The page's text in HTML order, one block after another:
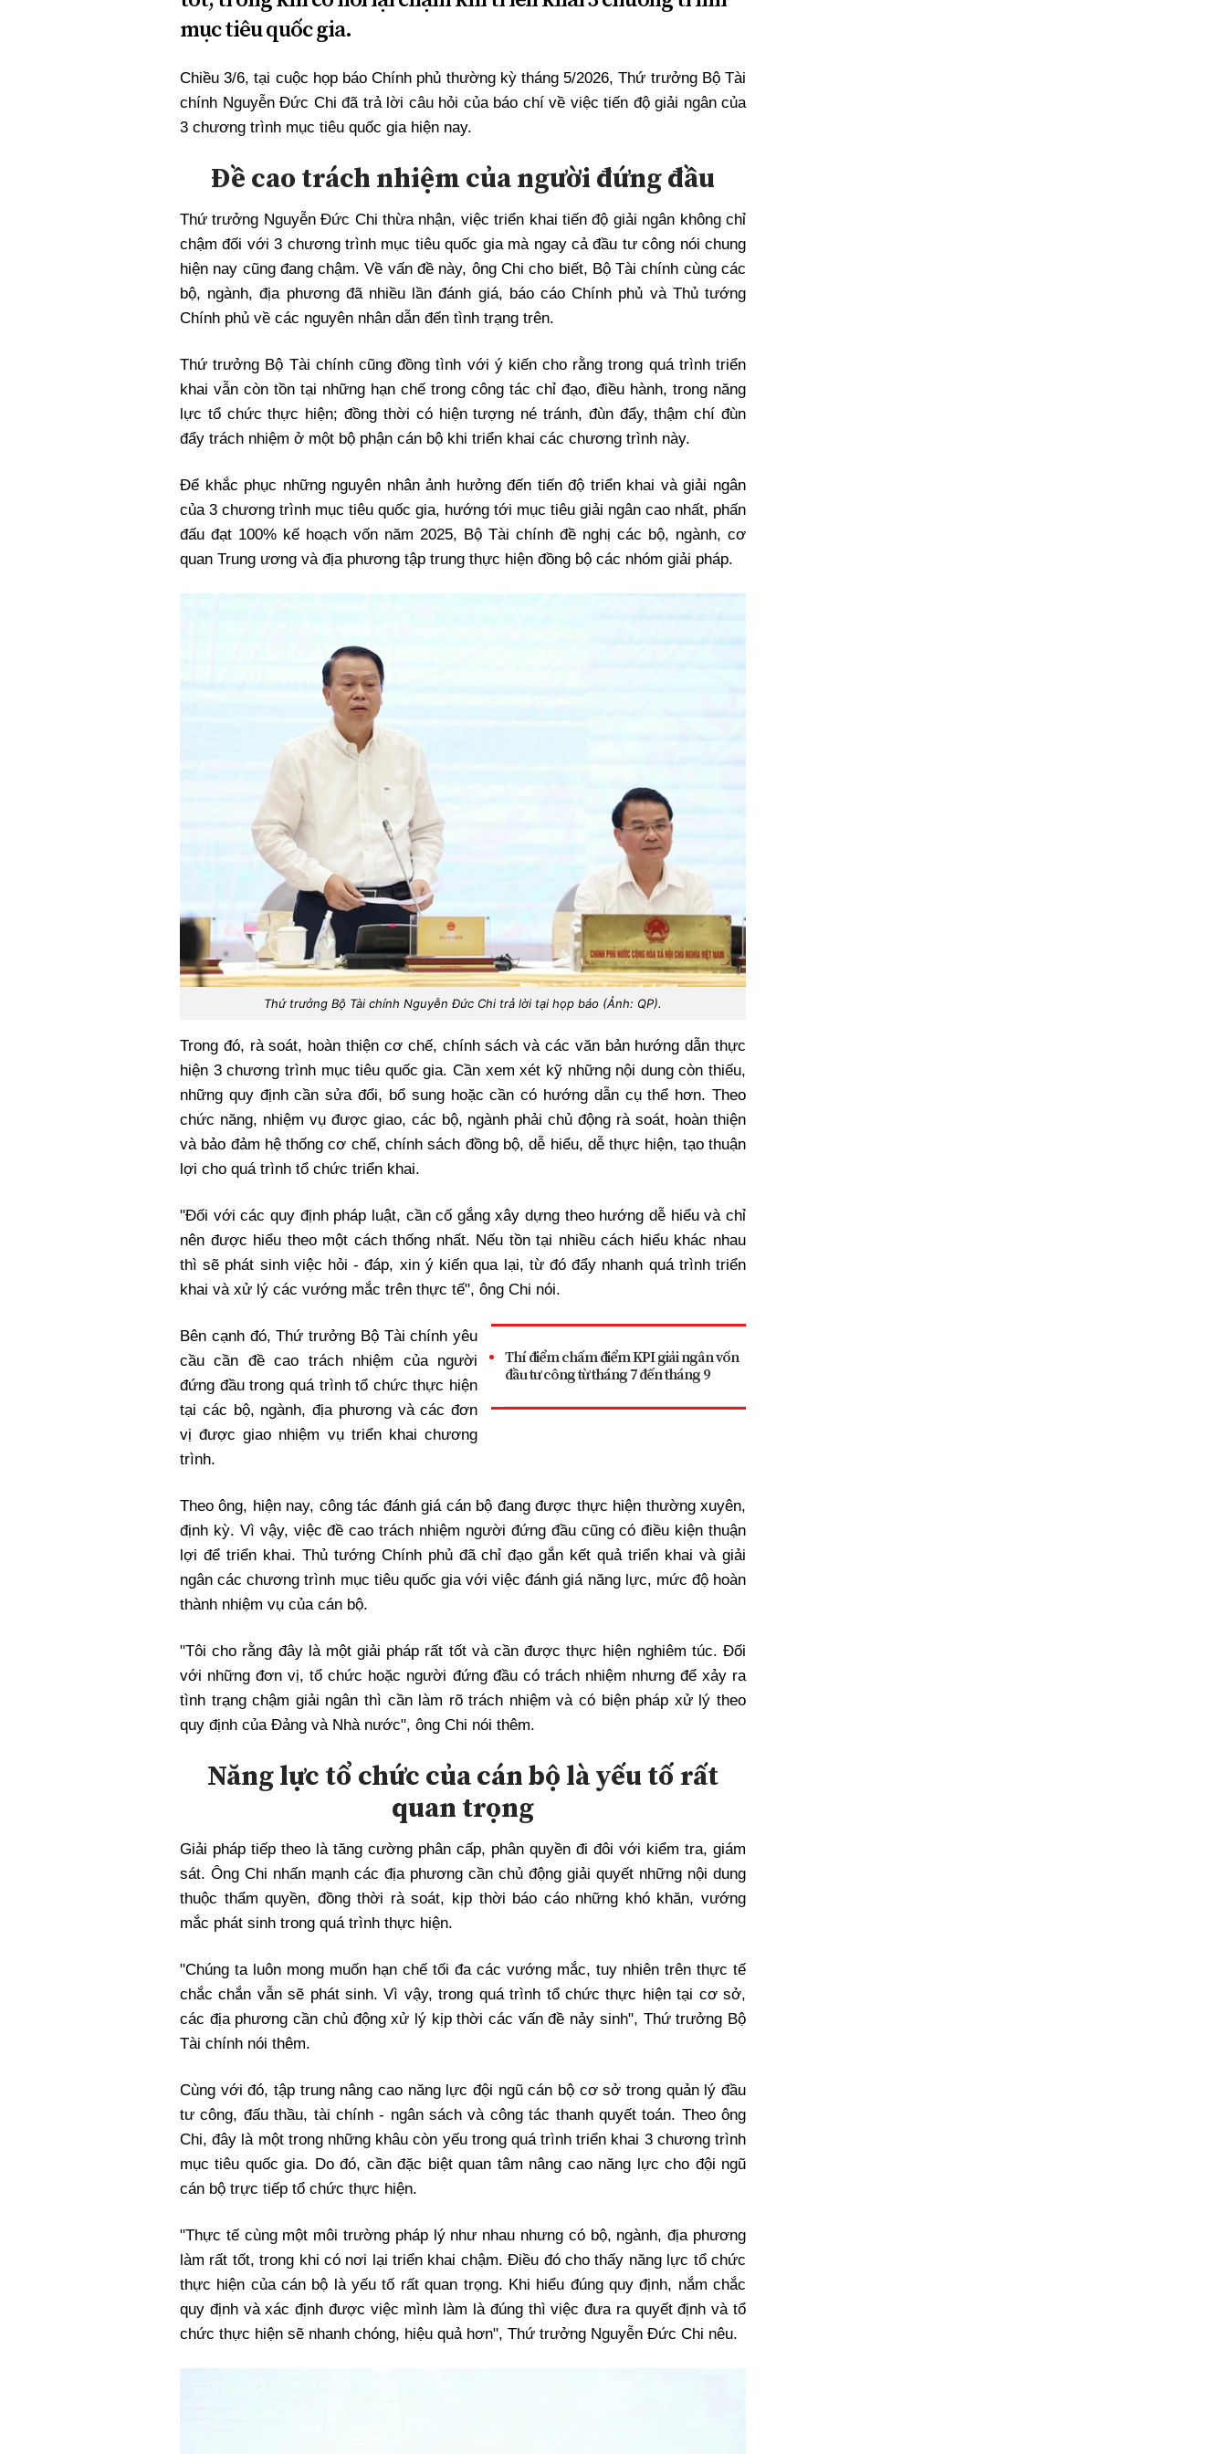
Xi nhan Trái Phải
Bạn đọc viết
mục tiêu quốc gia.
Chiều 3/6, tại cuộc họp báo Chính phủ thường kỳ tháng 5/2026, Thứ trưởng Bộ Tài
chính Nguyễn Đức Chi đã trả lời câu hỏi của báo chí về việc tiến độ giải ngân của
3 chương trình mục tiêu quốc gia hiện nay.
Đề cao trách nhiệm của người đứng đầu
Thứ trưởng Nguyễn Đức Chi thừa nhận, việc triển khai tiến độ giải ngân không chỉ
chậm đối với 3 chương trình mục tiêu quốc gia mà ngay cả đầu tư công nói chung
hiện nay cũng đang chậm. Về vấn đề này, ông Chi cho biết, Bộ Tài chính cùng các
bộ, ngành, địa phương đã nhiều lần đánh giá, báo cáo Chính phủ và Thủ tướng
Chính phủ về các nguyên nhân dẫn đến tình trạng trên.
Thứ trưởng Bộ Tài chính cũng đồng tình với ý kiến cho rằng trong quá trình triển
khai vẫn còn tồn tại những hạn chế trong công tác chỉ đạo, điều hành, trong năng
lực tổ chức thực hiện; đồng thời có hiện tượng né tránh, đùn đẩy, thậm chí đùn
đẩy trách nhiệm ở một bộ phận cán bộ khi triển khai các chương trình này.
Để khắc phục những nguyên nhân ảnh hưởng đến tiến độ triển khai và giải ngân
của 3 chương trình mục tiêu quốc gia, hướng tới mục tiêu giải ngân cao nhất, phấn
đấu đạt 100% kế hoạch vốn năm 2025, Bộ Tài chính đề nghị các bộ, ngành, cơ
quan Trung ương và địa phương tập trung thực hiện đồng bộ các nhóm giải pháp.
Thứ trưởng Bộ Tài chính Nguyễn Đức Chi trả lời tại họp báo (Ảnh: QP).
Trong đó, rà soát, hoàn thiện cơ chế, chính sách và các văn bản hướng dẫn thực
hiện 3 chương trình mục tiêu quốc gia. Cần xem xét kỹ những nội dung còn thiếu,
những quy định cần sửa đổi, bổ sung hoặc cần có hướng dẫn cụ thể hơn. Theo
chức năng, nhiệm vụ được giao, các bộ, ngành phải chủ động rà soát, hoàn thiện
và bảo đảm hệ thống cơ chế, chính sách đồng bộ, dễ hiểu, dễ thực hiện, tạo thuận
lợi cho quá trình tổ chức triển khai.
"Đối với các quy định pháp luật, cần cố gắng xây dựng theo hướng dễ hiểu và chỉ
nên được hiểu theo một cách thống nhất. Nếu tồn tại nhiều cách hiểu khác nhau
thì sẽ phát sinh việc hỏi - đáp, xin ý kiến qua lại, từ đó đẩy nhanh quá trình triển
khai và xử lý các vướng mắc trên thực tế", ông Chi nói.
Thí điểm chấm điểm KPI giải ngân vốn
đầu tư công từ tháng 7 đến tháng 9
Bên cạnh đó, Thứ trưởng Bộ Tài chính yêu
cầu cần đề cao trách nhiệm của người
đứng đầu trong quá trình tổ chức thực hiện
tại các bộ, ngành, địa phương và các đơn
vị được giao nhiệm vụ triển khai chương
trình.
Theo ông, hiện nay, công tác đánh giá cán bộ đang được thực hiện thường xuyên,
định kỳ. Vì vậy, việc đề cao trách nhiệm người đứng đầu cũng có điều kiện thuận
lợi để triển khai. Thủ tướng Chính phủ đã chỉ đạo gắn kết quả triển khai và giải
ngân các chương trình mục tiêu quốc gia với việc đánh giá năng lực, mức độ hoàn
thành nhiệm vụ của cán bộ.
"Tôi cho rằng đây là một giải pháp rất tốt và cần được thực hiện nghiêm túc. Đối
với những đơn vị, tổ chức hoặc người đứng đầu có trách nhiệm nhưng để xảy ra
tình trạng chậm giải ngân thì cần làm rõ trách nhiệm và có biện pháp xử lý theo
quy định của Đảng và Nhà nước", ông Chi nói thêm.
Năng lực tổ chức của cán bộ là yếu tố rất
quan trọng
Giải pháp tiếp theo là tăng cường phân cấp, phân quyền đi đôi với kiểm tra, giám
sát. Ông Chi nhấn mạnh các địa phương cần chủ động giải quyết những nội dung
thuộc thẩm quyền, đồng thời rà soát, kịp thời báo cáo những khó khăn, vướng
mắc phát sinh trong quá trình thực hiện.
"Chúng ta luôn mong muốn hạn chế tối đa các vướng mắc, tuy nhiên trên thực tế
chắc chắn vẫn sẽ phát sinh. Vì vậy, trong quá trình tổ chức thực hiện tại cơ sở,
các địa phương cần chủ động xử lý kịp thời các vấn đề nảy sinh", Thứ trưởng Bộ
Tài chính nói thêm.
Cùng với đó, tập trung nâng cao năng lực đội ngũ cán bộ cơ sở trong quản lý đầu
tư công, đấu thầu, tài chính - ngân sách và công tác thanh quyết toán. Theo ông
Chi, đây là một trong những khâu còn yếu trong quá trình triển khai 3 chương trình
mục tiêu quốc gia. Do đó, cần đặc biệt quan tâm nâng cao năng lực cho đội ngũ
cán bộ trực tiếp tổ chức thực hiện.
"Thực tế cùng một môi trường pháp lý như nhau nhưng có bộ, ngành, địa phương
làm rất tốt, trong khi có nơi lại triển khai chậm. Điều đó cho thấy năng lực tổ chức
thực hiện của cán bộ là yếu tố rất quan trọng. Khi hiểu đúng quy định, nắm chắc
quy định và xác định được việc mình làm là đúng thì việc đưa ra quyết định và tổ
chức thực hiện sẽ nhanh chóng, hiệu quả hơn", Thứ trưởng Nguyễn Đức Chi nêu.